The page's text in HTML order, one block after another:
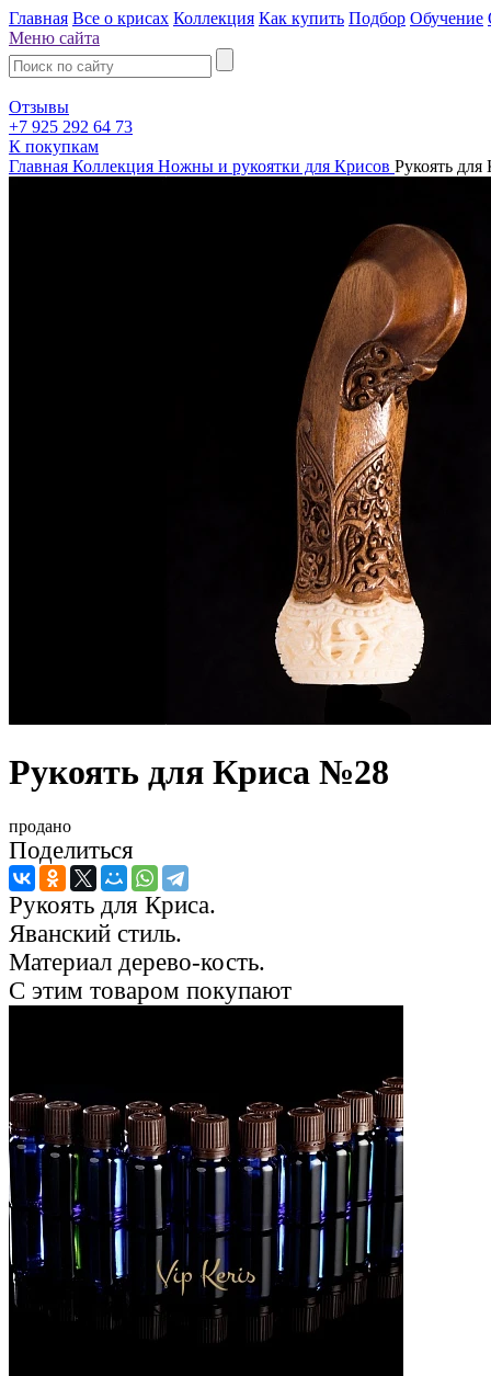
Главная Все о крисах Коллекция Как купить Подбор Обучение
Меню сайта
Отзывы
+7 925 292 64 73
К покупкам
Главная Коллекция Ножны и рукоятки для Крисов Рукоять
Рукоять для Криса №28
продано
Поделиться
Рукоять для Криса.
Яванский стиль.
Материал дерево-кость.
С этим товаром покупают